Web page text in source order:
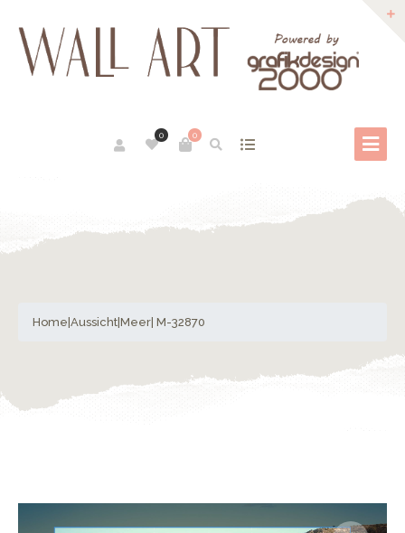
0
0
Home Aussicht Meer | M-32870